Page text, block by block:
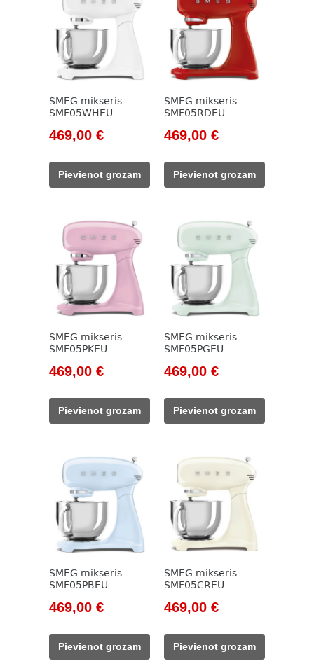
SMEG mikseris
SMF05WHEU
Original
was:
533,00 €.
469,00 €Current
469,00 €.
Pievienot grozam
SMEG mikseris
SMF05RDEU
Original
was:
533,00 €.
469,00 €Current
469,00 €.
Pievienot grozam
SMEG mikseris
SMF05PKEU
Original
was:
533,00 €.
469,00 €Current
469,00 €.
Pievienot grozam
SMEG mikseris
SMF05PGEU
Original
was:
533,00 €.
469,00 €Current
469,00 €.
Pievienot grozam
SMEG mikseris
SMF05PBEU
Original
was:
533,00 €.
469,00 €Current
469,00 €.
Pievienot grozam
SMEG mikseris
SMF05CREU
Original
was:
533,00 €.
469,00 €Current
469,00 €.
Pievienot grozam